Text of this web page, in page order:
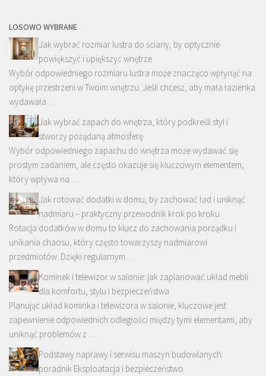
LOSOWO WYBRANE
Jak wybrać rozmiar lustra do ściany, by optycznie
powiększyć i upiększyć wnętrze
Wybór odpowiedniego rozmiaru lustra może znacząco wpłynąć na
optykę przestrzeni w Twoim wnętrzu. Jeśli chcesz, aby mała łazienka
wydawała …
Jak wybrać zapach do wnętrza, który podkreśli styl i
stworzy pożądaną atmosferę
Wybór odpowiedniego zapachu do wnętrza może wydawać się
prostym zadaniem, ale często okazuje się kluczowym elementem,
który wpływa na …
Jak rotować dodatki w domu, by zachować ład i uniknąć
nadmiaru – praktyczny przewodnik krok po kroku
Rotacja dodatków w domu to klucz do zachowania porządku i
unikania chaosu, który często towarzyszy nadmiarowi
przedmiotów. Dzięki regularnym …
Kominek i telewizor w salonie: jak zaplanować układ mebli
dla komfortu, stylu i bezpieczeństwa
Planując układ kominka i telewizora w salonie, kluczowe jest
zapewnienie odpowiednich odległości między tymi elementami, aby
uniknąć problemów z …
Podstawy naprawy i serwisu maszyn budowlanych:
poradnik Eksploatacja i bezpieczeństwo